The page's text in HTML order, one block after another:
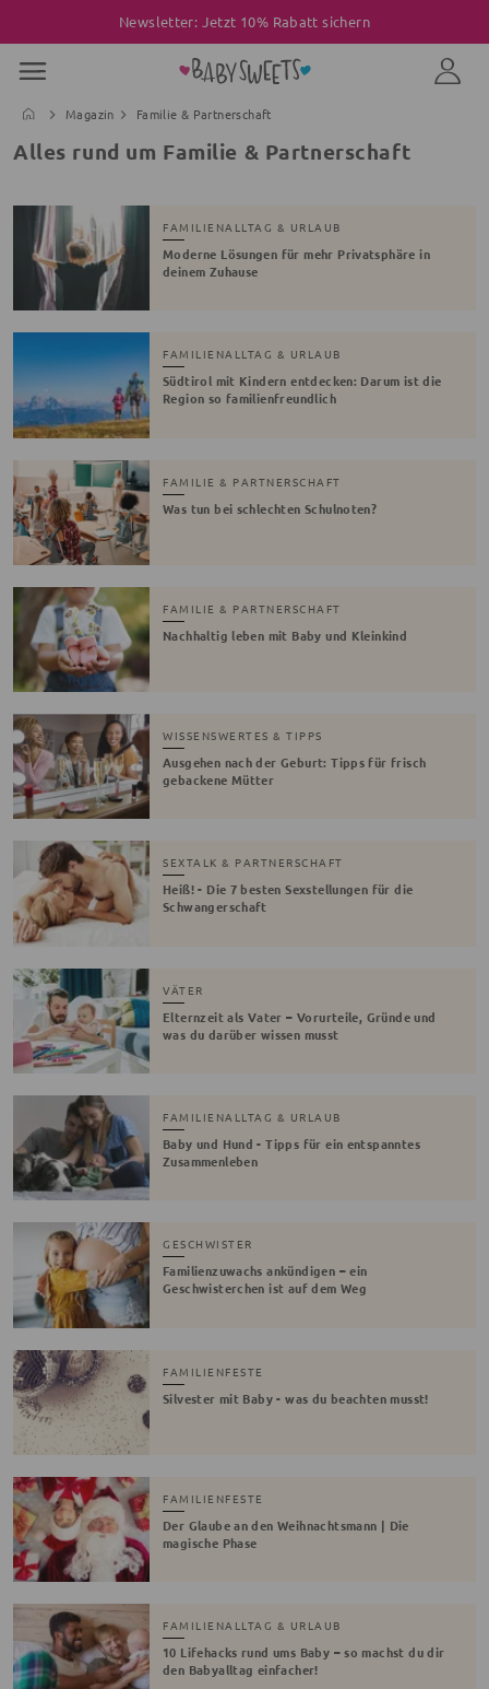
Newsletter: Jetzt 10% Rabatt sichern
Magazin Familie & Partnerschaft
Alles rund um Familie & Partnerschaft
FAMILIENALLTAG & URLAUB
Moderne Lösungen für mehr Privatsphäre in
deinem Zuhause
FAMILIENALLTAG & URLAUB
Südtirol mit Kindern entdecken: Darum ist die
Region so familienfreundlich
FAMILIE & PARTNERSCHAFT
Was tun bei schlechten Schulnoten?
FAMILIE & PARTNERSCHAFT
Nachhaltig leben mit Baby und Kleinkind
WISSENSWERTES & TIPPS
Ausgehen nach der Geburt: Tipps für frisch
gebackene Mütter
SEXTALK & PARTNERSCHAFT
Heiß! - Die 7 besten Sexstellungen für die
Schwangerschaft
VÄTER
Elternzeit als Vater – Vorurteile, Gründe und
was du darüber wissen musst
FAMILIENALLTAG & URLAUB
Baby und Hund - Tipps für ein entspanntes
Zusammenleben
GESCHWISTER
Familienzuwachs ankündigen – ein
Geschwisterchen ist auf dem Weg
FAMILIENFESTE
Silvester mit Baby - was du beachten musst!
FAMILIENFESTE
Der Glaube an den Weihnachtsmann | Die
magische Phase
FAMILIENALLTAG & URLAUB
10 Lifehacks rund ums Baby – so machst du dir
den Babyalltag einfacher!